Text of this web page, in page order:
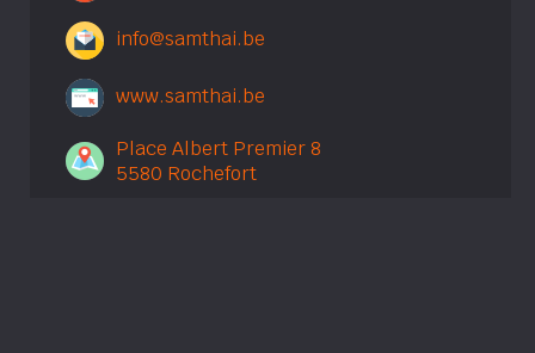
info@samthai.be
www.samthai.be
Place Albert Premier 8
5580 Rochefort